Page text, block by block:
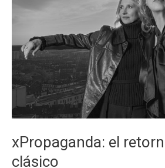
“El
Noa”
xPropaganda: el
clásico